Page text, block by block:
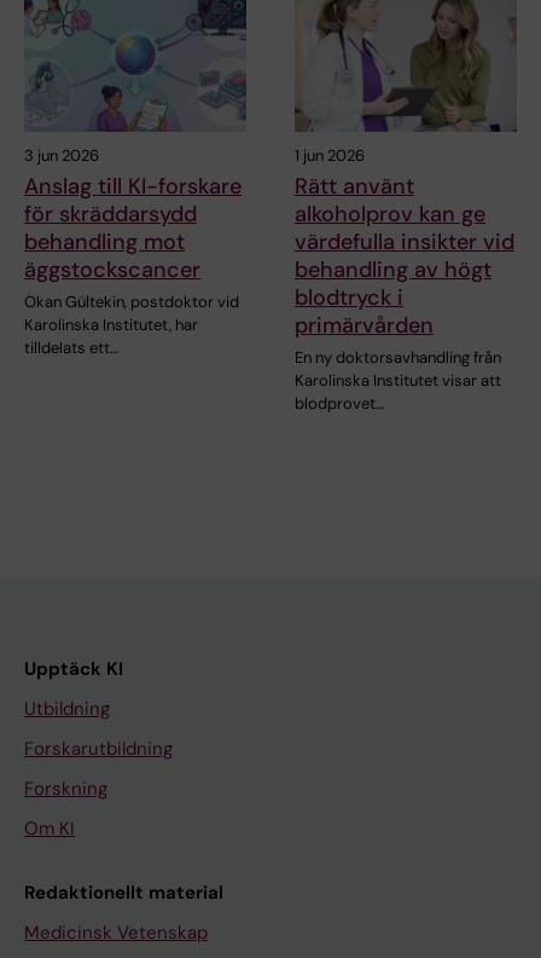
3 jun 2026
Anslag till KI-forskare
för skräddarsydd
behandling mot
äggstockscancer
Okan Gültekin, postdoktor vid
Karolinska Institutet, har
tilldelats ett…
1 jun 2026
Rätt använt
alkoholprov kan ge
värdefulla insikter vid
behandling av högt
blodtryck i
primärvården
En ny doktorsavhandling från
Karolinska Institutet visar att
blodprovet…
Upptäck KI
Utbildning
Forskarutbildning
Forskning
Om KI
Redaktionellt material
Medicinsk Vetenskap